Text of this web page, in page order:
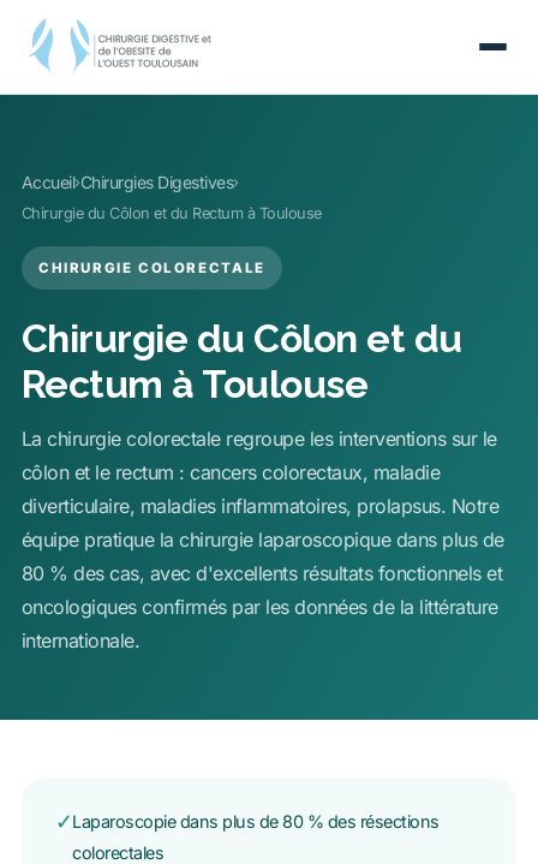
Accueil›Chirurgies Digestives›
Chirurgie du Côlon et du Rectum à Toulouse
CHIRURGIE COLORECTALE
Chirurgie du Côlon et du
Rectum à Toulouse
La chirurgie colorectale regroupe les interventions sur le
côlon et le rectum : cancers colorectaux, maladie
diverticulaire, maladies inflammatoires, prolapsus. Notre
équipe pratique la chirurgie laparoscopique dans plus de
80 % des cas, avec d'excellents résultats fonctionnels et
oncologiques confirmés par les données de la littérature
internationale.
✓Laparoscopie dans plus de 80 % des résections
colorectales